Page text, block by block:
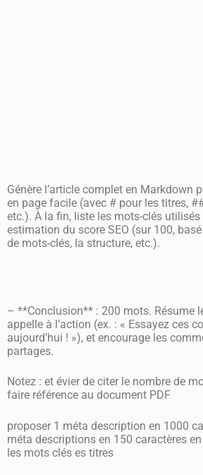
Génère l’article complet en Markdown
en page facile (avec # pour les titres,
etc.). À la fin, liste les mots-clés utilisés
estimation du score SEO (sur 100,
de mots-clés, la structure, etc.).
– **Conclusion** : 200 mots. Résume
appelle à l’action (ex. : « Essayez ces
aujourd’hui ! »), et encourage les
partages.
Notez : et évier de citer le nombre de
faire référence au document PDF
proposer 1 méta description en 1000
méta descriptions en 150 caractères
les mots clés es titres